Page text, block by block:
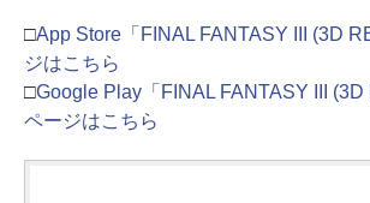
□App Store「FINAL FANTASY III (3D
ジはこちら
□Google Play「FINAL FANTASY III
ページはこちら